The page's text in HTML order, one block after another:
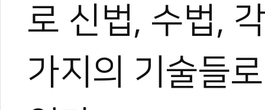
로 신법, 수법,
가지의 기술들
전)북경체육대학교 교수
대한민국 체육훈장 기린장
세계태권도품새선수권대
세계태권도품새선수권대